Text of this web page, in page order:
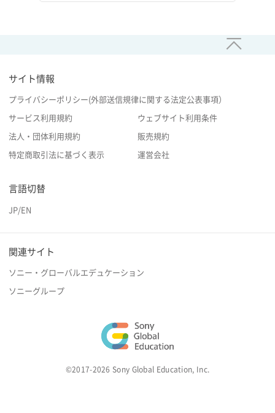
サイト情報
プライバシーポリシー(外部送信規律に関する法定公表事項）
サービス利用規約 ウェブサイト利用条件
法人・団体利用規約 販売規約
特定商取引法に基づく表示 運営会社
言語切替
JP/EN
関連サイト
ソニー・グローバルエデュケーション
ソニーグループ
©2017-2026 Sony Global Education, Inc.